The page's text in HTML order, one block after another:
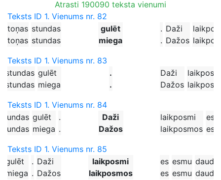
Atrasti 190090 teksta vienumi
Teksts ID 1. Vienums nr. 82
stundas
stundas
gulēt
miega
.
.
Daži
Dažos
Teksts ID 1. Vienums nr. 83
stundas
stundas
gulēt
miega
.
.
Daži
Dažos
Teksts ID 1. Vienums nr. 84
stundas
stundas
gulēt
miega
.
.
Daži
Dažos
laikposmi
laikposmos
es
es
Teksts ID 1. Vienums nr. 85
gulēt
miega
.
.
Daži
Dažos
laikposmi
laikposmos
es
es
esmu
esmu
daudz
daudz